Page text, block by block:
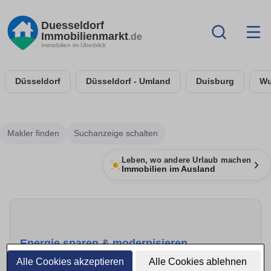
Alle Cookies akzeptieren Alle Cookies ablehnen
Duesseldorf
Immobilienmarkt.de
Immobilien im Überblick
Düsseldorf Düsseldorf - Umland Duisburg
Makler finden Suchanzeige schalten
Leben, wo andere Urlaub machen
Immobilien im Ausland
Energie sparen & modernisieren
Mehr anzeigen